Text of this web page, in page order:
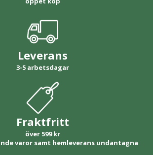
Leverans
3-5 arbetsdagar
Fraktfritt
över 599 kr
varor samt hemleverans undantagna